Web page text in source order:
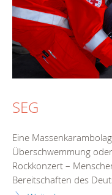
SEG
Eine
Überschwemmung
Rockkonzert –
Bereitschaften des